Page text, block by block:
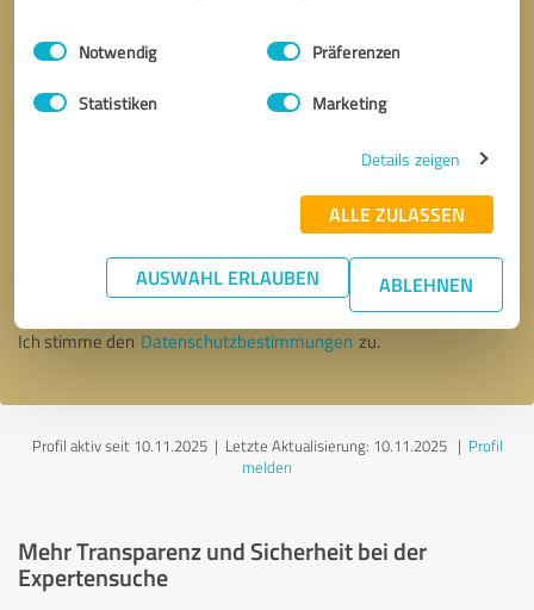
Impressum Datenschutzbestimmungen
Einwilligungsauswahl
Notwendig Präferenzen
Statistiken Marketing
Details zeigen
ALLE ZULASSEN
AUSWAHL ERLAUBEN ABLEHNEN
* Erforderliche Angaben
Nachricht senden
Ich stimme den Datenschutzbestimmungen zu.
Profil aktiv seit 10.11.2025 | Letzte Aktualisierung: 10.11.2025| Profil
melden
Mehr Transparenz und Sicherheit bei der
Expertensuche